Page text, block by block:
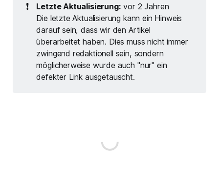
❗ Letzte Aktualisierung: vor 2 Jahren
Die letzte Aktualisierung kann ein Hinweis
darauf sein, dass wir den Artikel
überarbeitet haben. Dies muss nicht immer
zwingend redaktionell sein, sondern
möglicherweise wurde auch "nur" ein
defekter Link ausgetauscht.